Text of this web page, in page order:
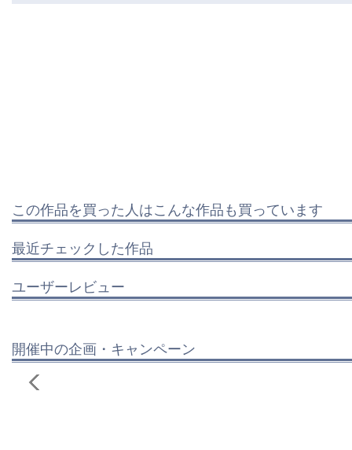
この作品を買った人はこんな作品も買っています
最近チェックした作品
ユーザーレビュー
開催中の企画・キャンペーン